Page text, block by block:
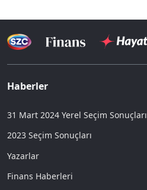
Haberler
31 Mart 2024 Yerel Seçim Sonuçları
2023 Seçim Sonuçları
Yazarlar
Finans Haberleri